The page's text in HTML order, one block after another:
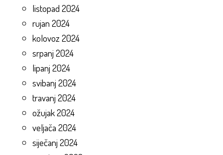
listopad 2024
rujan 2024
kolovoz 2024
srpanj 2024
lipanj 2024
svibanj 2024
travanj 2024
ožujak 2024
veljača 2024
siječanj 2024